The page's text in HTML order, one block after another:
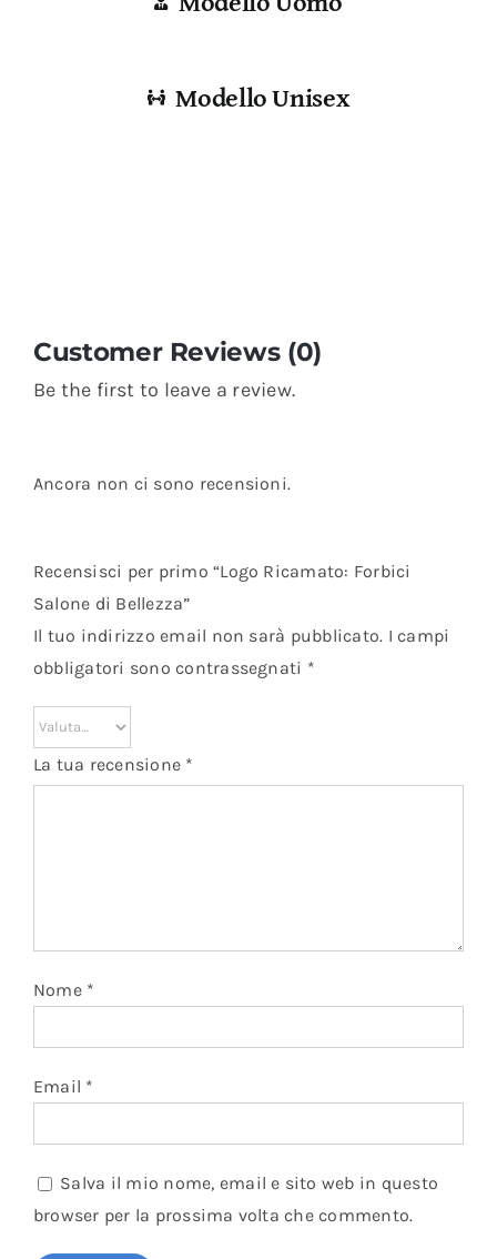
Modello Unisex
Customer Reviews (0)
Be the first to leave a review.
Ancora non ci sono recensioni.
Recensisci per primo “Logo Ricamato: Forbici
Salone di Bellezza”
Il tuo indirizzo email non sarà pubblicato. I campi
obbligatori sono contrassegnati *
La tua recensione *
Nome *
Email *
Salva il mio nome, email e sito web in questo
browser per la prossima volta che commento.